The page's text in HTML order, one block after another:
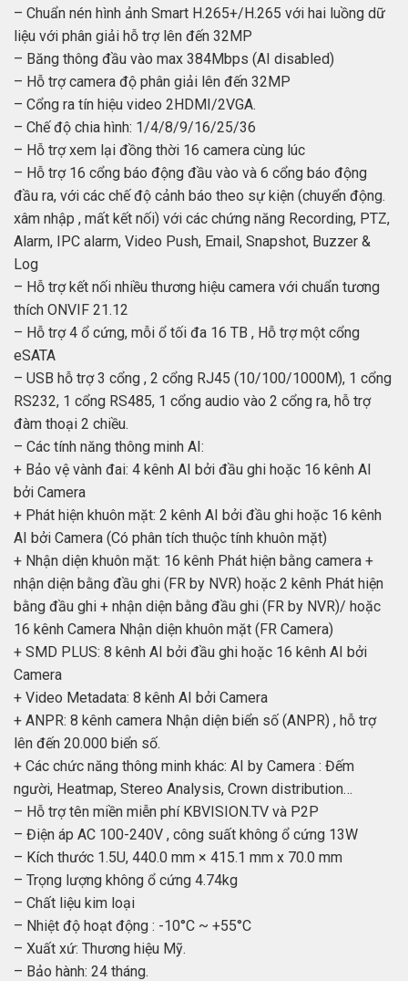
– Chuẩn nén hình ảnh Smart H.265+/H.265 với hai luồng dữ
liệu với phân giải hỗ trợ lên đến 32MP
– Băng thông đầu vào max 384Mbps (AI disabled)
– Hỗ trợ camera độ phân giải lên đến 32MP
– Cổng ra tín hiệu video 2HDMI/2VGA.
– Chế độ chia hình: 1/4/8/9/16/25/36
– Hỗ trợ xem lại đồng thời 16 camera cùng lúc
– Hỗ trợ 16 cổng báo động đầu vào và 6 cổng báo động
đầu ra, với các chế độ cảnh báo theo sự kiện (chuyển động.
xâm nhập , mất kết nối) với các chứng năng Recording, PTZ,
Alarm, IPC alarm, Video Push, Email, Snapshot, Buzzer &
Log
– Hỗ trợ kết nối nhiều thương hiệu camera với chuẩn tương
thích ONVIF 21.12
– Hỗ trợ 4 ổ cứng, mỗi ổ tối đa 16 TB , Hỗ trợ một cổng
eSATA
– USB hỗ trợ 3 cổng , 2 cổng RJ45 (10/100/1000M), 1 cổng
RS232, 1 cổng RS485, 1 cổng audio vào 2 cổng ra, hỗ trợ
đàm thoại 2 chiều.
– Các tính năng thông minh AI:
+ Bảo vệ vành đai: 4 kênh AI bởi đầu ghi hoặc 16 kênh AI
bởi Camera
+ Phát hiện khuôn mặt: 2 kênh AI bởi đầu ghi hoặc 16 kênh
AI bởi Camera (Có phân tích thuộc tính khuôn mặt)
+ Nhận diện khuôn mặt: 16 kênh Phát hiện bằng camera +
nhận diện bằng đầu ghi (FR by NVR) hoặc 2 kênh Phát hiện
bằng đầu ghi + nhận diện bằng đầu ghi (FR by NVR)/ hoặc
16 kênh Camera Nhận diện khuôn mặt (FR Camera)
+ SMD PLUS: 8 kênh AI bởi đầu ghi hoặc 16 kênh AI bởi
Camera
+ Video Metadata: 8 kênh AI bởi Camera
+ ANPR: 8 kênh camera Nhận diện biển số (ANPR) , hỗ trợ
lên đến 20.000 biển số.
+ Các chức năng thông minh khác: AI by Camera : Đếm
người, Heatmap, Stereo Analysis, Crown distribution…
– Hỗ trợ tên miền miễn phí KBVISION.TV và P2P
– Điện áp AC 100-240V , công suất không ổ cứng 13W
– Kích thước 1.5U, 440.0 mm × 415.1 mm x 70.0 mm
– Trọng lượng không ổ cứng 4.74kg
– Chất liệu kim loại
– Nhiệt độ hoạt động : -10°C ~ +55°C
– Xuất xứ: Thương hiệu Mỹ.
– Bảo hành: 24 tháng.